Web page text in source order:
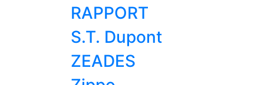
RAPPORT
S.T. Dupont
ZEADES